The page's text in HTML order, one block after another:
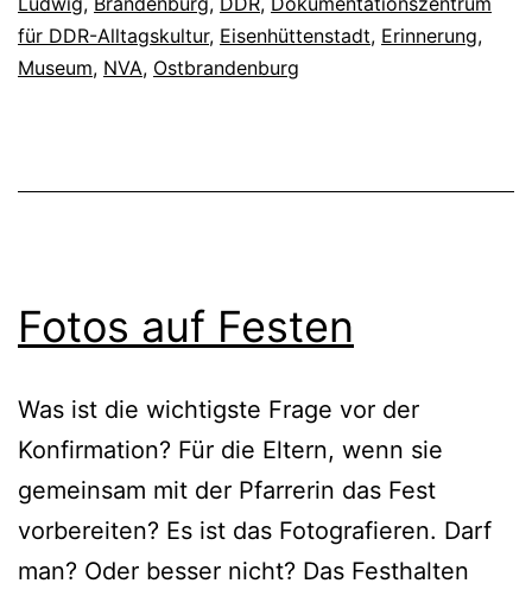
für DDR-Alltagskultur, Eisenhüttenstadt, Erinnerung,
Museum, NVA, Ostbrandenburg
Fotos auf Festen
Was ist die wichtigste Frage vor der
Konfirmation? Für die Eltern, wenn sie
gemeinsam mit der Pfarrerin das Fest
vorbereiten? Es ist das Fotografieren. Darf
man? Oder besser nicht? Das Festhalten